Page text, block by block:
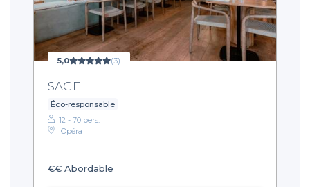
5,0 (3)
SAGE
Éco-responsable
12 - 70 pers.
Opéra
€€ Abordable